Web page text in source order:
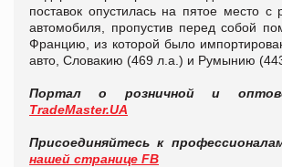
поставок опустилась на пятое место с
автомобиля, пропустив перед собой
Францию, из которой было
авто, Словакию (469 л.а.) и Румынию
Портал о розничной и
TradeMaster.UA
Присоединяйтесь к
нашей странице FB